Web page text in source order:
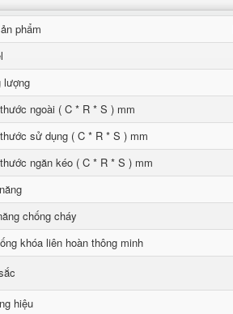
phẩm
lượng
ngoài ( C * R * S ) mm
sử dụng ( C * R * S ) mm
ngăn kéo ( C * R * S ) mm
chống cháy
khóa liên hoàn thông minh
hiệu